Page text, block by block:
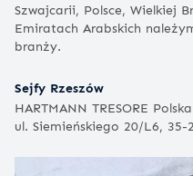
Szwajcarii, Polsce, Wielkiej
Emiratach Arabskich
branży.
Sejfy Rzeszów
HARTMANN TRESORE
ul. Siemieńskiego 20/L6,